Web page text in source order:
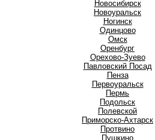
Новосибирск
Новоуральск
Ногинск
Одинцово
Омск
Оренбург
Орехово-Зуево
Павловский Посад
Пенза
Первоуральск
Пермь
Подольск
Полевской
Приморско-Ахтарск
Протвино
Пушкино